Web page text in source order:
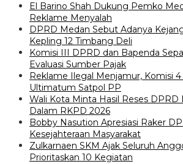
El Barino Shah Dukung Pemko
Reklame Menyalah
DPRD Medan Sebut Adanya
Kepling 12 Timbang Deli
Komisi III DPRD dan Bapenda
Evaluasi Sumber Pajak
Reklame Ilegal Menjamur, Komisi
Ultimatum Satpol PP
Wali Kota Minta Hasil Reses DPRD
Dalam RKPD 2026
Bobby Nasution Apresiasi Raker
Kesejahteraan Masyarakat
Zulkarnaen SKM Ajak Seluruh
Prioritaskan 10 Kegiatan